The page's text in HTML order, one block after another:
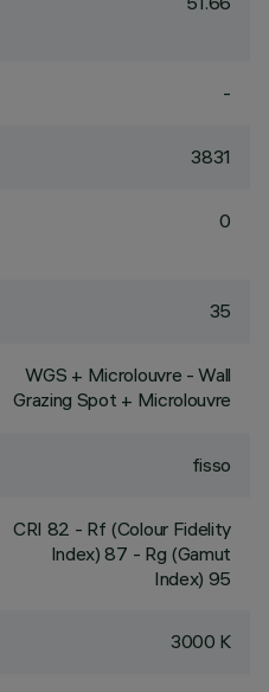
-
3831
0
35
WGS + Microlouvre - Wall
Grazing Spot + Microlouvre
fisso
CRI 82 - Rf (Colour Fidelity
Index) 87 - Rg (Gamut
Index) 95
3000 K